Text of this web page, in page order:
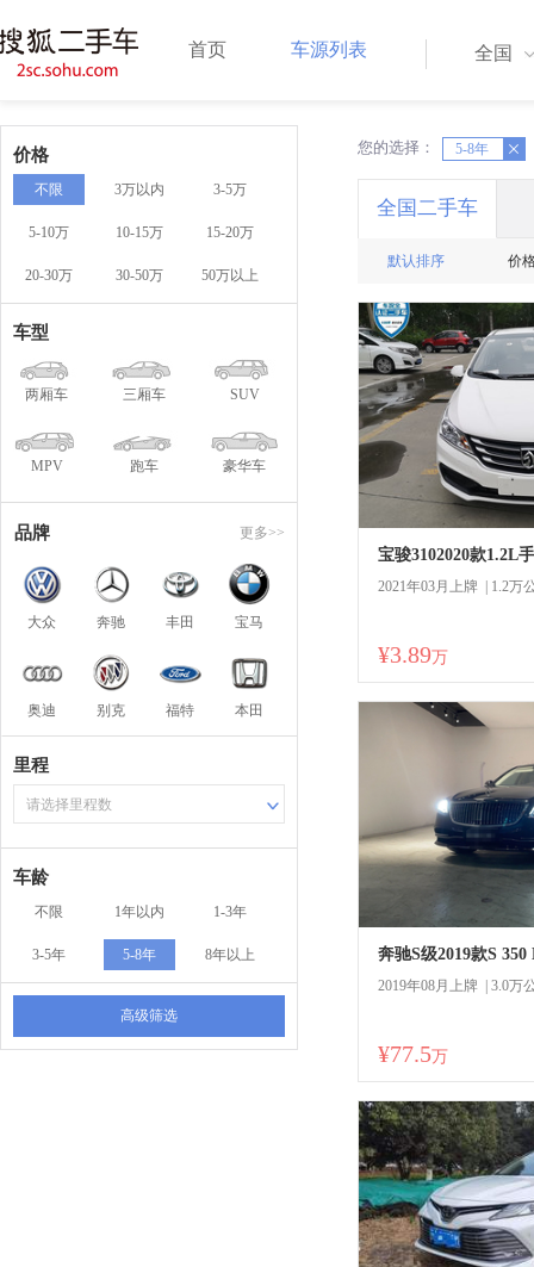
首页 车源列表 全国
价格
不限 3万以内 3-5万
5-10万 10-15万 15-20万
20-30万 30-50万 50万以上
车型
两厢车 三厢车 SUV
MPV 跑车 豪华车
品牌 更多>>
大众 奔驰 丰田 宝马
奥迪 别克 福特 本田
里程
请选择里程数
车龄
不限 1年以内 1-3年
3-5年 5-8年 8年以上
高级筛选
您的选择： 5-8年
X
全国二手车
默认排序 价
宝骏3102020款1.2L
2021年03月上牌 | 1.2万
¥3.89万
奔驰S级2019款S
2019年08月上牌 | 3.0万
¥77.5万